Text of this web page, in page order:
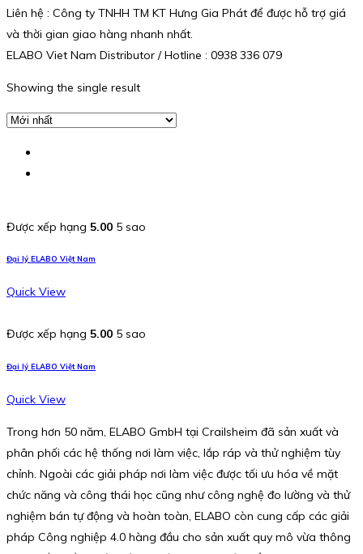
Liên hệ : Công ty TNHH TM KT Hưng Gia Phát để được hỗ trợ giá
và thời gian giao hàng nhanh nhất.
ELABO Viet Nam Distributor / Hotline : 0938 336 079
Showing the single result
Được xếp hạng 5.00 5 sao
Đại lý ELABO Việt Nam
Quick View
Được xếp hạng 5.00 5 sao
Đại lý ELABO Việt Nam
Quick View
Trong hơn 50 năm, ELABO GmbH tại Crailsheim đã sản xuất và
phân phối các hệ thống nơi làm việc, lắp ráp và thử nghiệm tùy
chỉnh. Ngoài các giải pháp nơi làm việc được tối ưu hóa về mặt
chức năng và công thái học cũng như công nghệ đo lường và thử
nghiệm bán tự động và hoàn toàn, ELABO còn cung cấp các giải
pháp Công nghiệp 4.0 hàng đầu cho sản xuất quy mô vừa thông